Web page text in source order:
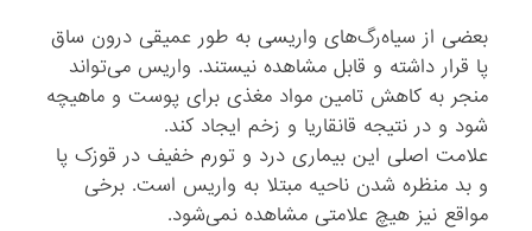
بعضی از سیاه‌رگ‌های واریسی به طور عمیقی درون ساق
پا قرار داشته و قابل مشاهده نیستند. واریس می‌تواند
منجر به کاهش تامین مواد مغذی برای پوست و ماهیچه
شود و در نتیجه قانقاریا و زخم ایجاد کند.
علامت اصلی این بیماری درد و تورم خفیف در قوزک پا
و بد منظره شدن ناحیه مبتلا به واریس است. برخی
مواقع نیز هیچ علامتی مشاهده نمی‌شود.